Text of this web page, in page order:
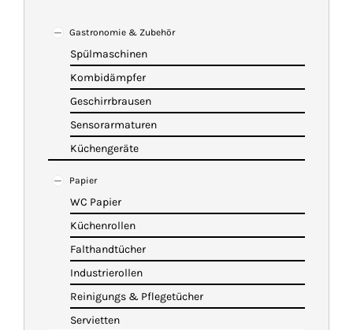
KATALOG
WARENKORB
Gastronomie & Zubehör
Spülmaschinen
Kombidämpfer
Geschirrbrausen
Sensorarmaturen
Küchengeräte
Papier
WC Papier
Küchenrollen
Falthandtücher
Industrierollen
Reinigungs & Pflegetücher
Servietten